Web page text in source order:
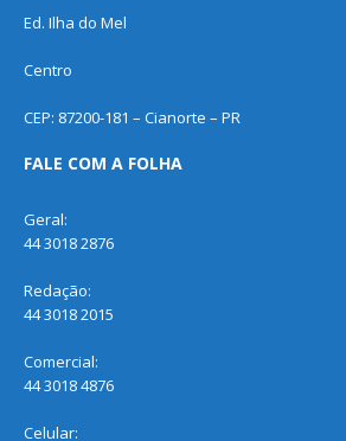
Ed. Ilha do Mel
Centro
CEP: 87200-181 – Cianorte – PR
FALE COM A FOLHA
Geral:
44 3018 2876
Redação:
44 3018 2015
Comercial:
44 3018 4876
Celular: